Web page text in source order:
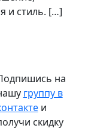
и стиль. […]
на
группу в
и
скидку